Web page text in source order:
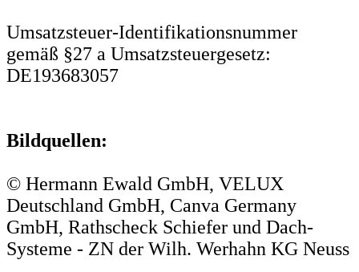
Umsatzsteuer-Identifikationsnummer
gemäß §27 a Umsatzsteuergesetz:
DE193683057
Bildquellen:
© Hermann Ewald GmbH, VELUX
Deutschland GmbH, Canva Germany
GmbH, Rathscheck Schiefer und Dach-
Systeme - ZN der Wilh. Werhahn KG Neuss